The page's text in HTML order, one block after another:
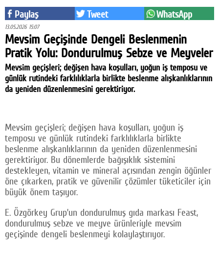
Kültür-sanat
Sağlık
Yazarlar
Künye
A24 SOSYAL MEDYA
Facebook
Twitter
Google Plus
© 2026 TÜM HAKLARI SAKLIDIR
Paylaş Tweet WhatsApp
13.05.2026 15:07
Mevsim Geçişinde Dengeli Beslenmenin
Pratik Yolu: Dondurulmuş Sebze ve Meyveler
Mevsim geçişleri; değişen hava koşulları, yoğun iş temposu ve
günlük rutindeki farklılıklarla birlikte beslenme alışkanlıklarının
da yeniden düzenlenmesini gerektiriyor.
Mevsim geçişleri; değişen hava koşulları, yoğun iş
temposu ve günlük rutindeki farklılıklarla birlikte
beslenme alışkanlıklarının da yeniden düzenlenmesini
gerektiriyor. Bu dönemlerde bağışıklık sistemini
destekleyen, vitamin ve mineral açısından zengin öğünler
öne çıkarken, pratik ve güvenilir çözümler tüketiciler için
büyük önem taşıyor.
E. Özgörkey Grup’un dondurulmuş gıda markası Feast,
dondurulmuş sebze ve meyve ürünleriyle mevsim
geçişinde dengeli beslenmeyi kolaylaştırıyor.